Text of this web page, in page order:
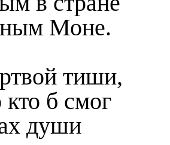
Моне.
тиши,
б смог
души